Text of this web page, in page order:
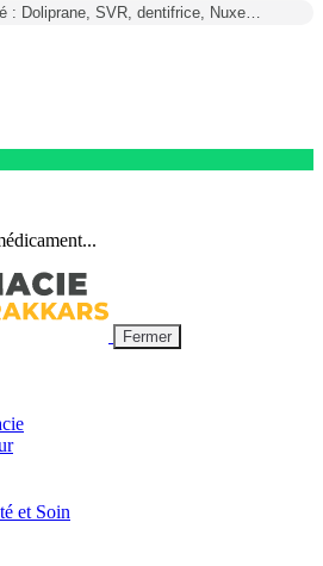
: Doliprane, SVR, dentifrice, Nuxe…
Fermer
et Soin